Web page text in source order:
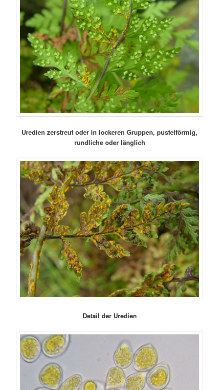
Uredien zerstreut oder in lockeren Gruppen, pustelförmig,
rundliche oder länglich
Detail der Uredien